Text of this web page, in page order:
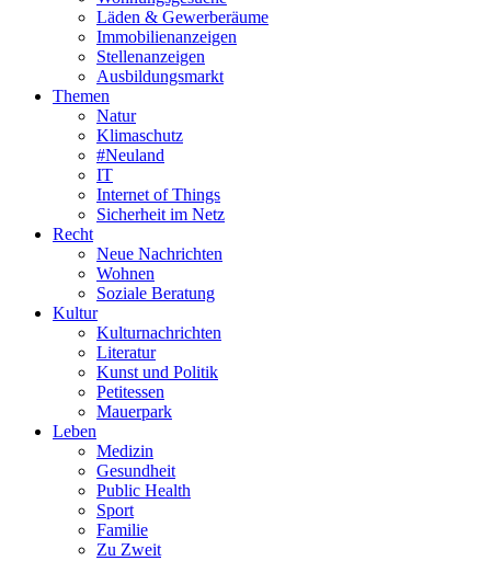
Läden & Gewerberäume
Immobilienanzeigen
Stellenanzeigen
Ausbildungsmarkt
Themen
Natur
Klimaschutz
#Neuland
IT
Internet of Things
Sicherheit im Netz
Recht
Neue Nachrichten
Wohnen
Soziale Beratung
Kultur
Kulturnachrichten
Literatur
Kunst und Politik
Petitessen
Mauerpark
Leben
Medizin
Gesundheit
Public Health
Sport
Familie
Zu Zweit